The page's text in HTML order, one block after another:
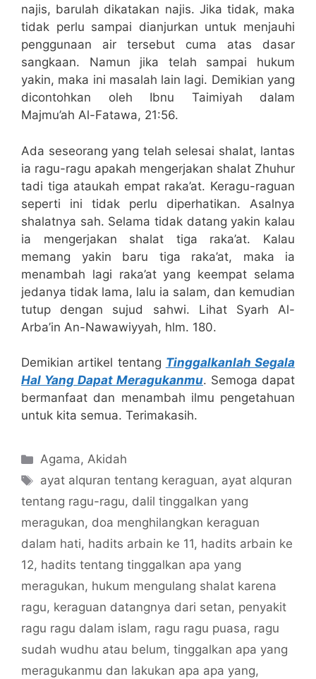
najis, barulah dikatakan najis. Jika tidak, maka
tidak perlu sampai dianjurkan untuk menjauhi
penggunaan air tersebut cuma atas dasar
sangkaan. Namun jika telah sampai hukum
yakin, maka ini masalah lain lagi. Demikian yang
dicontohkan oleh Ibnu Taimiyah dalam
Majmu’ah Al-Fatawa, 21:56.
Ada seseorang yang telah selesai shalat, lantas
ia ragu-ragu apakah mengerjakan shalat Zhuhur
tadi tiga ataukah empat raka’at. Keragu-raguan
seperti ini tidak perlu diperhatikan. Asalnya
shalatnya sah. Selama tidak datang yakin kalau
ia mengerjakan shalat tiga raka’at. Kalau
memang yakin baru tiga raka’at, maka ia
menambah lagi raka’at yang keempat selama
jedanya tidak lama, lalu ia salam, dan kemudian
tutup dengan sujud sahwi. Lihat Syarh Al-
Arba’in An-Nawawiyyah, hlm. 180.
Demikian artikel tentang Tinggalkanlah Segala
Hal Yang Dapat Meragukanmu. Semoga dapat
bermanfaat dan menambah ilmu pengetahuan
untuk kita semua. Terimakasih.
Categories
Agama,Akidah
Tags
ayat alquran tentang keraguan, ayat alquran
tentang ragu-ragu, dalil tinggalkan yang
meragukan, doa menghilangkan keraguan
dalam hati, hadits arbain ke 11, hadits arbain ke
12, hadits tentang tinggalkan apa yang
meragukan, hukum mengulang shalat karena
ragu, keraguan datangnya dari setan, penyakit
ragu ragu dalam islam, ragu ragu puasa, ragu
sudah wudhu atau belum, tinggalkan apa yang
meragukanmu dan lakukan apa apa yang,